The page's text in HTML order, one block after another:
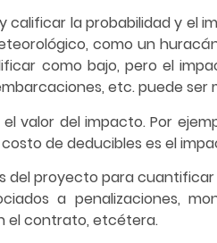
calificar la probabilidad y el
como un
como bajo, pero el
etc. puede ser
el valor del impacto. Por
de deducibles es el
del proyecto para
a penalizaciones,
el contrato, etcétera.